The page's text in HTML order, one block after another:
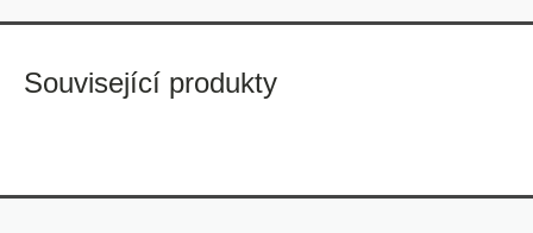
Související produkty